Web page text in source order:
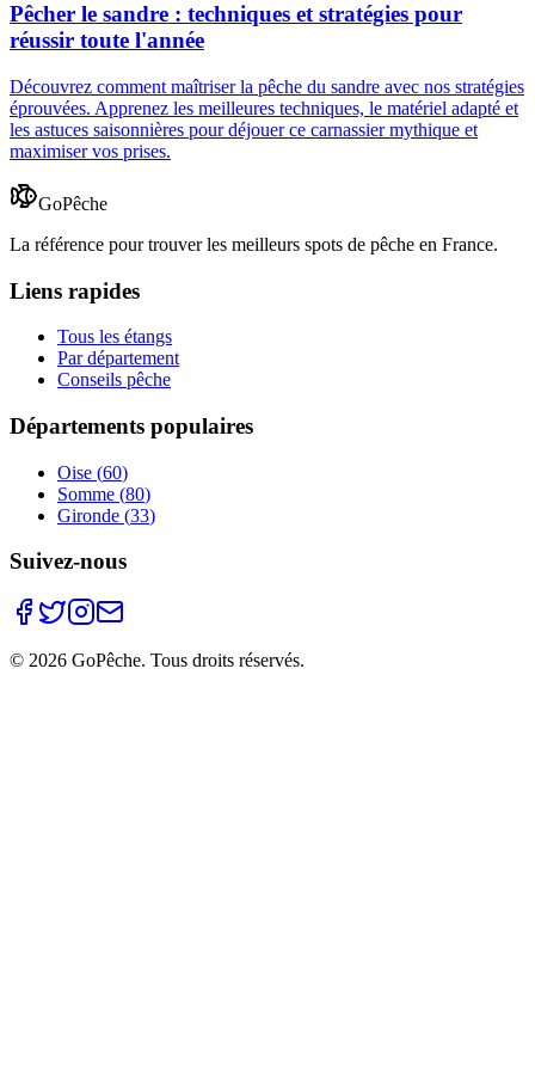
Pêcher le sandre : techniques et stratégies pour
réussir toute l'année
Découvrez comment maîtriser la pêche du sandre avec nos stratégies
éprouvées. Apprenez les meilleures techniques, le matériel adapté et
les astuces saisonnières pour déjouer ce carnassier mythique et
maximiser vos prises.
GoPêche
La référence pour trouver les meilleurs spots de pêche en France.
Liens rapides
Tous les étangs
Par département
Conseils pêche
Départements populaires
Oise (60)
Somme (80)
Gironde (33)
Suivez-nous
© 2026 GoPêche. Tous droits réservés.